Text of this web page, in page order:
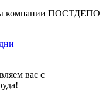
компании ПОСТДЕПО
вас с